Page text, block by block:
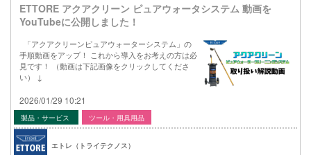
ETTORE アクアクリーン ピュアウォータシステム 動画を
YouTubeに公開しました！
「アクアクリーンピュアウォーターシステム」の
手順動画をアップ！ これから導入をお考えの方は必
見です！ （動画は下記画像をクリックしてくださ
い） ↓
2026/01/29 10:21
製品・サービス ツール・用具用品
エトレ（トライテクノス）